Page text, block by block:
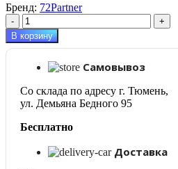
Бренд: 72Partner
Количество
товара
Ведро
10л
сорт
В корзину
Самовывоз
Со склада по адресу г. Тюмень,
ул. Демьяна Бедного 95
Бесплатно
Доставка